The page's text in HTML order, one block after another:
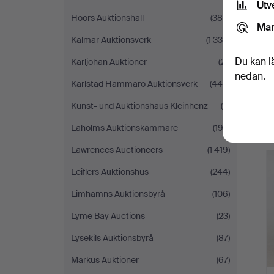
Höörs Auktionshall
(384)
Kalmar Auktionsverk
(1 338)
Karljohan Auktioner
(21)
Karlstad Hammarö Auktionsverk
(446)
Kunst- und Auktionshaus Kleinhenz
(4)
Laholms Auktionskammare
(193)
Lawrences Auctioneers
(1 419)
Leiflers Auktionshus
(244)
Limhamns Auktionsbyrå
(106)
Lyme Bay Auctions
(23)
Lysekils Auktionsbyrå
(87)
Markus Auktioner
(67)
Du kan
nedan.